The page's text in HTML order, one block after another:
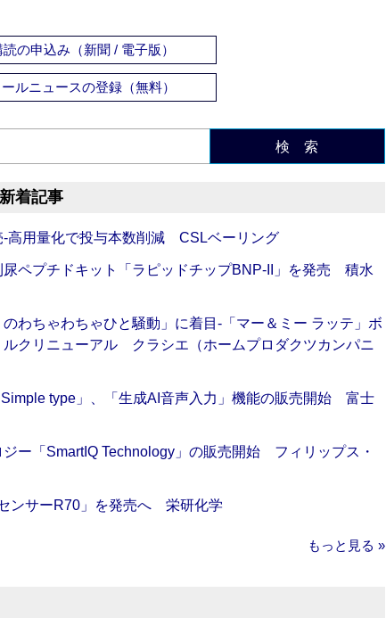
読の申込み（新聞 / 電子版）
ールニュースの登録（無料）
検 索
着記事
‐高用量化で投与本数削減 CSLベーリング
尿ペプチドキット「ラピッドチップBNP-II」を発売 積水
わちゃわちゃひと騒動」に着目‐「マー＆ミー ラッテ」ボ
ルクリニューアル クラシエ（ホームプロダクツカンパニ
Simple type」、「生成AI音声入力」機能の販売開始 富士
ジー「SmartIQ Technology」の販売開始 フィリップス・
ンサーR70」を発売へ 栄研化学
もっと見る »